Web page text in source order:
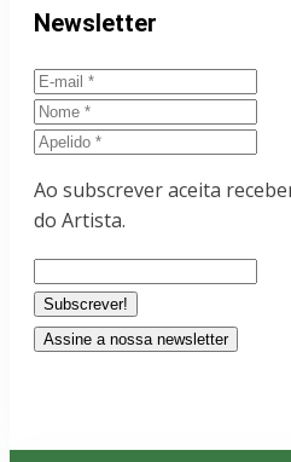
Newsletter
E-
mail
Nome
Apelido
Ao subscrever aceita
do Artista.
Assine a nossa newsletter